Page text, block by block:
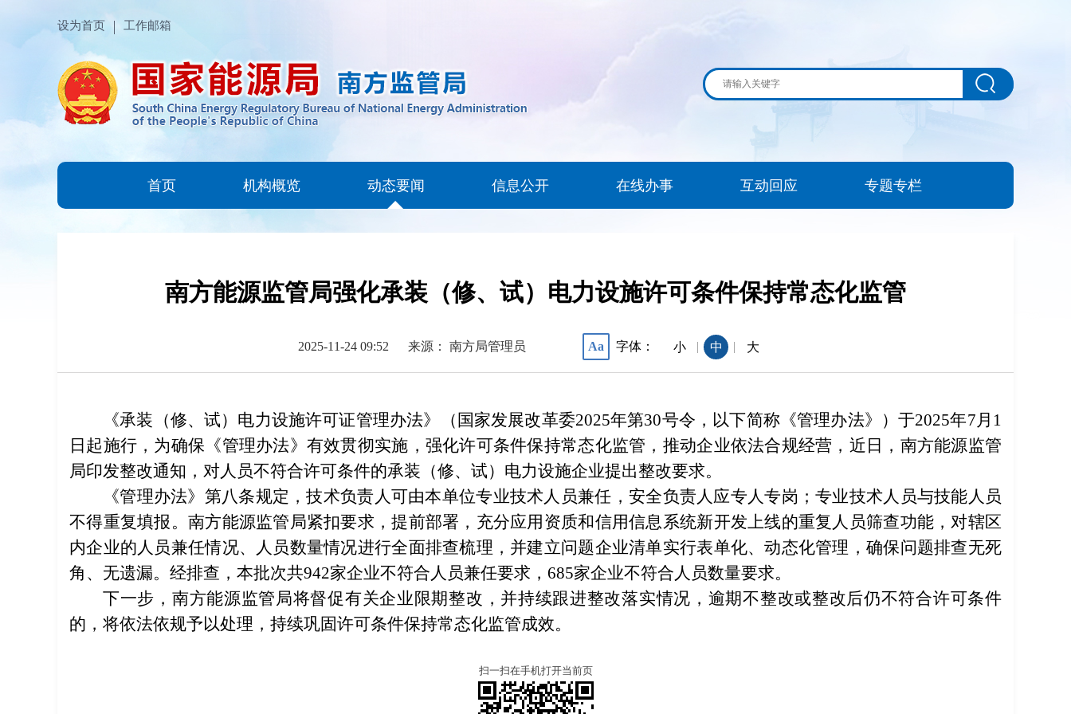
设为首页 工作邮箱
首页 机构概览 动态要闻 信息公开 在线办事 互动回应 专题专栏
南方能源监管局强化承装（修、试）电力设施许可条件保持常态化监管
2025-11-24 09:52 来源： 南方局管理员 Aa 字体： 小 | 中 | 大
《承装（修、试）电力设施许可证管理办法》（国家发展改革委2025年第30号令，以下简称《管理办法》）于2025年7月1
日起施行，为确保《管理办法》有效贯彻实施，强化许可条件保持常态化监管，推动企业依法合规经营，近日，南方能源监管
局印发整改通知 ，对人员不符合许可条件的承装（修、试）电力设施企业提出整改要求。
《管理办法》第八条规定，技术负责人可由本单位专业技术人员兼任，安全负责人应专人专岗；专业技术人员与技能人员
不得重复填报。南方能源监管局紧扣要求，提前部署，充分应用资质和信用信息系统新开发上线的重复人员筛查功能，对辖区
内企业的人员兼任情况、人员数量情况进行全面排查梳理，并建立问题企业清单实行表单化、动态化管理，确保问题排查无死
角、无遗漏。经排查，本批次共942家企业不符合人员兼任要求，685家企业不符合人员数量要求。
下一步，南方能源监管局将督促有关企业限期整改，并持续跟进整改落实情况，逾期不整改或整改后仍不符合许可条件
的，将依法依规予以处理，持续巩固许可条件保持常态化监管成效。
扫一扫在手机打开当前页